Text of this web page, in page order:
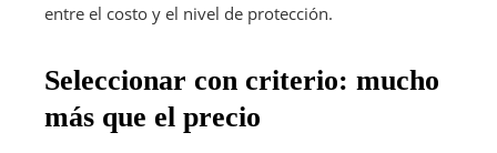
entre el costo y el nivel de protección.
Seleccionar con criterio: mucho
más que el precio